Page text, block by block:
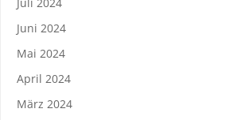
Juni 2024
Mai 2024
April 2024
März 2024